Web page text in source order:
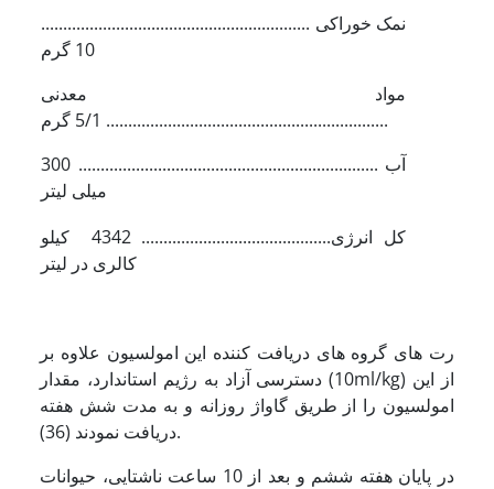
نمک خوراکی .............................................................
10 گرم
مواد معدنی
................................................................ 5/1 گرم
آب .................................................................... 300
میلی لیتر
کل انرژی........................................... 4342 کیلو
کالری در لیتر
رت های گروه های دریافت کننده این امولسیون علاوه بر
دسترسی آزاد به رژیم استاندارد، مقدار (10ml/kg) از این
امولسیون را از طریق گاواژ روزانه و به مدت شش هفته
دریافت نمودند (36).
در پایان هفته ششم و بعد از 10 ساعت ناشتایی، حیوانات